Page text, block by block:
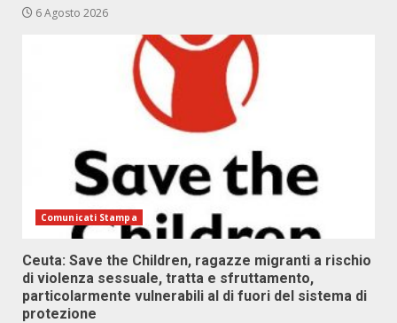
6 Agosto 2026
Comunicati Stampa
Ceuta: Save the Children, ragazze migranti a rischio
di violenza sessuale, tratta e sfruttamento,
particolarmente vulnerabili al di fuori del sistema di
protezione